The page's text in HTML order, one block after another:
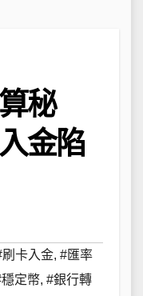
秘
金陷
刷卡入金, #匯率
定幣, #銀行轉